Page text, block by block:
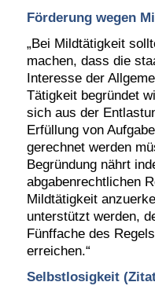
Förderung wegen
„Bei Mildtätigkeit
machen, dass die
Interesse der
Tätigkeit begründet
sich aus der
Erfüllung von
gerechnet werden
Begründung nährt
abgabenrechtlichen
Mildtätigkeit
unterstützt werden,
Fünffache des
erreichen.“
Selbstlosigkeit